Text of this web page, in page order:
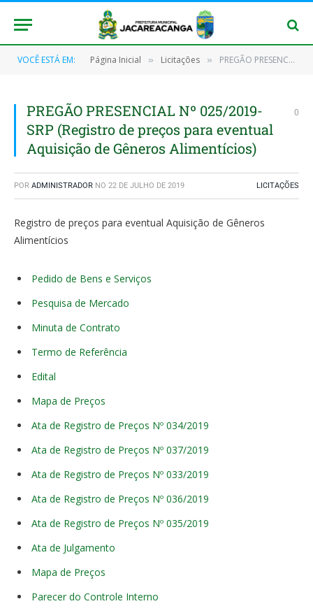
VOCÊ ESTÁ EM: Página Inicial » Licitações » PREGÃO PRESENCIAL Nº 025/2019-SRP (Registro de preços para eventual Aquisição de Gêneros Alimentícios)
PREGÃO PRESENCIAL Nº 025/2019-
SRP (Registro de preços para eventual
Aquisição de Gêneros Alimentícios)
0
POR ADMINISTRADOR NO 22 DE JULHO DE 2019 LICITAÇÕES
Registro de preços para eventual Aquisição de Gêneros
Alimentícios
Pedido de Bens e Serviços
Pesquisa de Mercado
Minuta de Contrato
Termo de Referência
Edital
Mapa de Preços
Ata de Registro de Preços Nº 034/2019
Ata de Registro de Preços Nº 037/2019
Ata de Registro de Preços Nº 033/2019
Ata de Registro de Preços Nº 036/2019
Ata de Registro de Preços Nº 035/2019
Ata de Julgamento
Mapa de Preços
Parecer do Controle Interno